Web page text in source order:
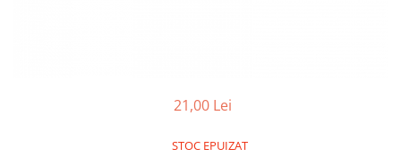
SUPLIMENTE SOMN DEPRESIE
SUPLIMENTE COLESTEROL
21,00 Lei
STOC EPUIZAT